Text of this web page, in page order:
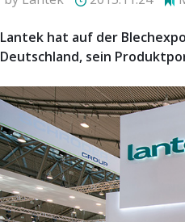
Lantek hat auf der
Deutschland, sein